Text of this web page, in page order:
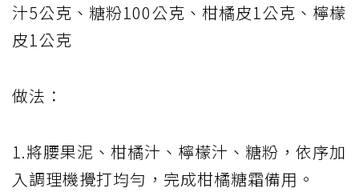
汁5公克、糖粉100公克、柑橘皮1公克、檸檬
皮1公克
做法：
1.將腰果泥、柑橘汁、檸檬汁、糖粉，依序加
入調理機攪打均勻，完成柑橘糖霜備用。